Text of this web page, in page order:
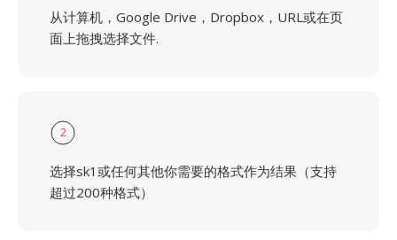
从计算机，Google Drive，Dropbox，URL或在页
面上拖拽选择文件.
2
选择sk1或任何其他你需要的格式作为结果（支持
超过200种格式）